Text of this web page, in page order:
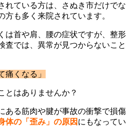
れている方は、さぬき市だけでな
方も多く来院されています。
は首や肩、腰の症状ですが、整形
査では、異常が見つからないこと
痛くなる」
とはありませんか？
ある筋肉や腱が事故の衝撃で損傷
体の「歪み」の原因 にもなってい